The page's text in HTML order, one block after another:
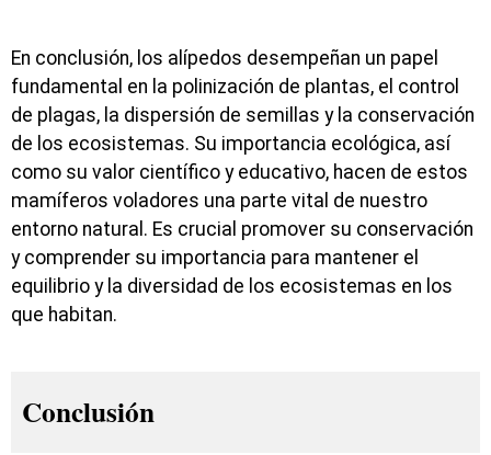
En conclusión, los alípedos desempeñan un papel
fundamental en la polinización de plantas, el control
de plagas, la dispersión de semillas y la conservación
de los ecosistemas. Su importancia ecológica, así
como su valor científico y educativo, hacen de estos
mamíferos voladores una parte vital de nuestro
entorno natural. Es crucial promover su conservación
y comprender su importancia para mantener el
equilibrio y la diversidad de los ecosistemas en los
que habitan.
Conclusión